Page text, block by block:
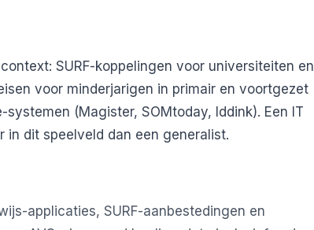
SURF-koppelingen voor universiteiten en
voor minderjarigen in primair en voortgezet
(Magister, SOMtoday, Iddink). Een IT
dit speelveld dan een generalist.
applicaties, SURF-aanbestedingen en